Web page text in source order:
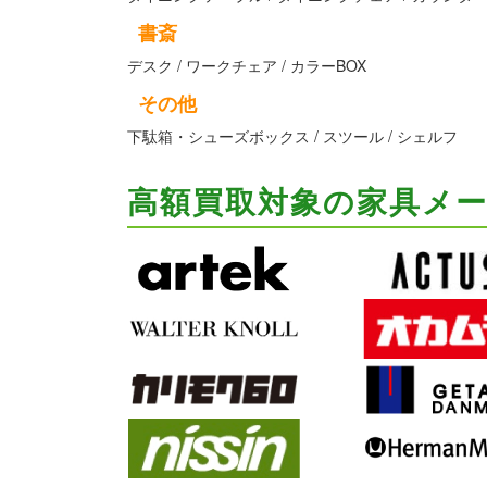
書斎
デスク / ワークチェア / カラーBOX
その他
下駄箱・シューズボックス / スツール / シェルフ
高額買取対象の家具メ